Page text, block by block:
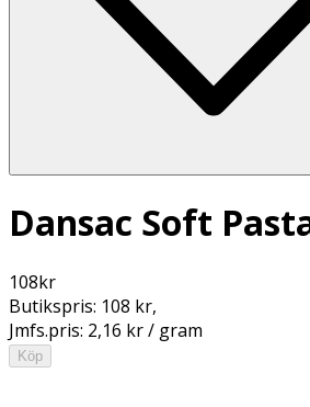
Dansac Soft
108kr
Butikspris: 108 kr,
Jmfs.pris: 2,16 kr / gram
Köp